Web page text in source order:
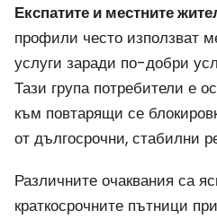
Експатите и местните
профили често използват
услуги заради по-добри
Тази група потребители е
към повтарящи се
от дългосрочни, стабилни
Различните очаквания са
краткосрочните пътници